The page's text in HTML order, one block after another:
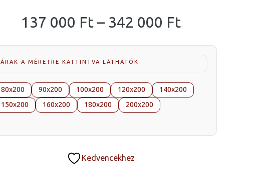
137 000 Ft – 342 000 Ft
000 Ft
342
000 Ft
ÁRAK A MÉRETRE KATTINTVA LÁTHATÓK
80x200 90x200 100x200 120x200
140x200
150x200
160x200 180x200 200x200
Kedvencekhez